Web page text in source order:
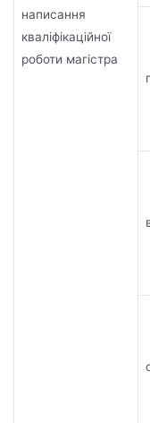
написання
кваліфікаційної
роботи магістра